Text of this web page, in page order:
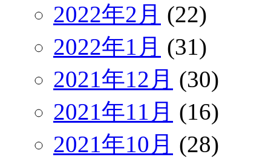
2022年2月 (22)
2022年1月 (31)
2021年12月 (30)
2021年11月 (16)
2021年10月 (28)